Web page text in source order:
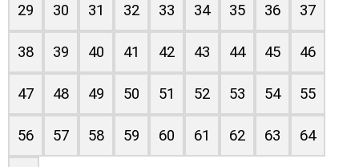
29 30 31 32 33 34 35 36 37
38 39 40 41 42 43 44 45 46
47 48 49 50 51 52 53 54 55
56 57 58 59 60 61 62 63 64